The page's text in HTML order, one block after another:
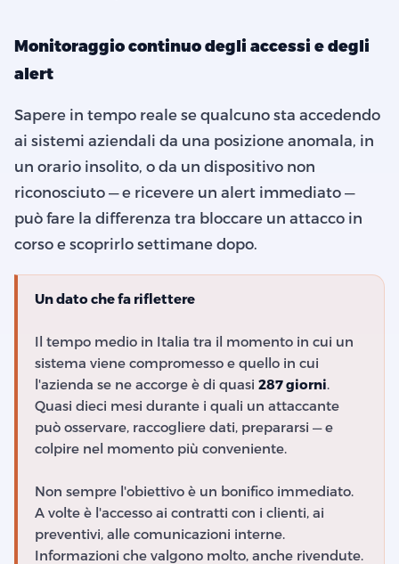
Monitoraggio continuo degli accessi e degli
alert
Sapere in tempo reale se qualcuno sta accedendo
ai sistemi aziendali da una posizione anomala, in
un orario insolito, o da un dispositivo non
riconosciuto — e ricevere un alert immediato —
può fare la differenza tra bloccare un attacco in
corso e scoprirlo settimane dopo.
Un dato che fa riflettere
Il tempo medio in Italia tra il momento in cui un
sistema viene compromesso e quello in cui
l'azienda se ne accorge è di quasi287 giorni.
Quasi dieci mesi durante i quali un attaccante
può osservare, raccogliere dati, prepararsi — e
colpire nel momento più conveniente.
Non sempre l'obiettivo è un bonifico immediato.
A volte è l'accesso ai contratti con i clienti, ai
preventivi, alle comunicazioni interne.
Informazioni che valgono molto, anche rivendute.